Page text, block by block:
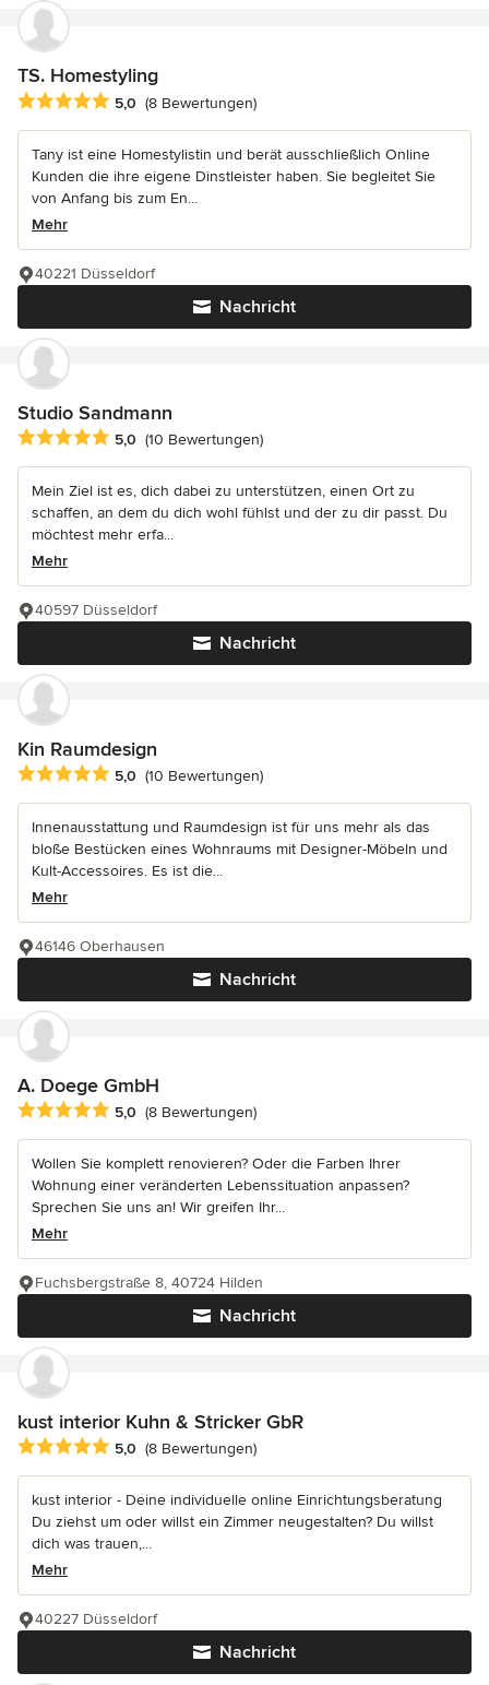
TS. Homestyling
Durchschnittliche Bewertung: 5 von 5 Sternen
5,0 (8 Bewertungen)
Tany ist eine Homestylistin und berät ausschließlich Online
Kunden die ihre eigene Dinstleister haben. Sie begleitet Sie
von Anfang bis zum En...
Mehr
Nachricht
40221 Düsseldorf
Studio Sandmann
Durchschnittliche Bewertung: 5 von 5 Sternen
5,0 (10 Bewertungen)
Mein Ziel ist es, dich dabei zu unterstützen, einen Ort zu
schaffen, an dem du dich wohl fühlst und der zu dir passt. Du
möchtest mehr erfa...
Mehr
Nachricht
40597 Düsseldorf
Kin Raumdesign
Durchschnittliche Bewertung: 5 von 5 Sternen
5,0 (10 Bewertungen)
Innenausstattung und Raumdesign ist für uns mehr als das
bloße Bestücken eines Wohnraums mit Designer-Möbeln und
Kult-Accessoires. Es ist die...
Mehr
Nachricht
46146 Oberhausen
A. Doege GmbH
Durchschnittliche Bewertung: 5 von 5 Sternen
5,0 (8 Bewertungen)
Wollen Sie komplett renovieren? Oder die Farben Ihrer
Wohnung einer veränderten Lebenssituation anpassen?
Sprechen Sie uns an! Wir greifen Ihr...
Mehr
Nachricht
Fuchsbergstraße 8, 40724 Hilden
kust interior Kuhn & Stricker GbR
Durchschnittliche Bewertung: 5 von 5 Sternen
5,0 (8 Bewertungen)
kust interior - Deine individuelle online Einrichtungsberatung
Du ziehst um oder willst ein Zimmer neugestalten? Du willst
dich was trauen,...
Mehr
Nachricht
40227 Düsseldorf